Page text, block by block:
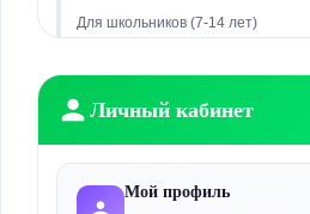
Для школьников (7-14 лет)
Обувь
Игрушки и игры
Личный кабинет
Мой профиль